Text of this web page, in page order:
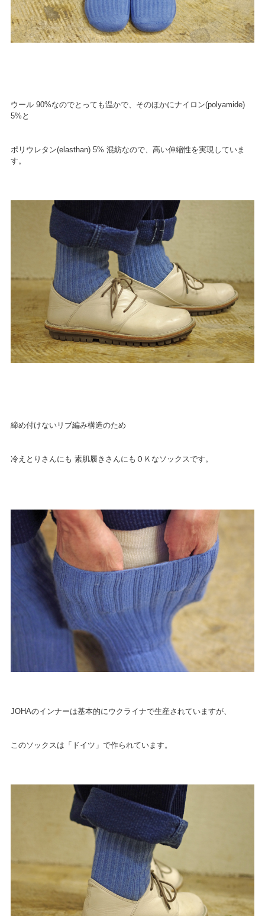
ウール 90%なのでとっても温かで、そのほかにナイロン(polyamide)
5%と
ポリウレタン(elasthan) 5% 混紡なので、高い伸縮性を実現していま
す。
締め付けないリブ編み構造のため
冷えとりさんにも 素肌履きさんにもＯＫなソックスです。
JOHAのインナーは基本的にウクライナで生産されていますが、
このソックスは「ドイツ」で作られています。